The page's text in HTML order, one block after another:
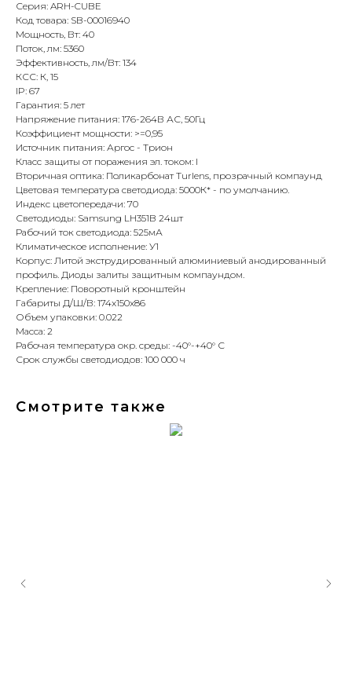
Серия: ARH-CUBE
Код товара: SB-00016940
Мощность, Вт: 40
Поток, лм: 5360
Эффективность, лм/Вт: 134
КСС: К, 15
IP: 67
Гарантия: 5 лет
Напряжение питания: 176-264В АС, 50Гц
Коэффициент мощности: >=0,95
Источник питания: Аргос - Трион
Класс защиты от поражения эл. током: I
Вторичная оптика: Поликарбонат Turlens, прозрачный компаунд
Цветовая температура светодиода: 5000К* - по умолчанию.
Индекс цветопередачи: 70
Светодиоды: Samsung LH351B 24шт
Рабочий ток светодиода: 525мА
Климатическое исполнение: У1
Корпус: Литой экструдированный алюминиевый анодированный
профиль. Диоды залиты защитным компаундом.
Крепление: Поворотный кронштейн
Габариты Д/Ш/В: 174x150x86
Объем упаковки: 0.022
Масса: 2
Рабочая температура окр. среды: -40°-+40° С
Срок службы светодиодов: 100 000 ч
Смотрите также